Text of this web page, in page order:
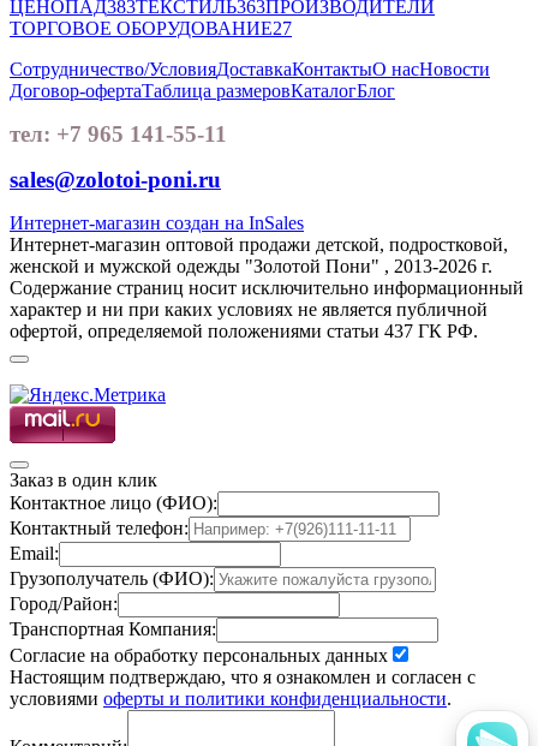
ЦЕНОПАД383ТЕКСТИЛЬ363ПРОИЗВОДИТЕЛИ
ТОРГОВОЕ ОБОРУДОВАНИЕ27
Сотрудничество/УсловияДоставкаКонтактыО насНовости
Договор-офертаТаблица размеровКаталогБлог
тел: +7 965 141-55-11
sales@zolotoi-poni.ru
Интернет-магазин создан на InSales
Интернет-магазин оптовой продажи детской, подростковой,
женской и мужской одежды "Золотой Пони" , 2013-2026 г.
Содержание страниц носит исключительно информационный
характер и ни при каких условиях не является публичной
офертой, определяемой положениями статьи 437 ГК РФ.
Заказ в один клик
Контактное лицо (ФИО):
Контактный телефон:
Email:
Грузополучатель (ФИО):
Город/Район:
Транспортная Компания:
Согласие на обработку персональных данных
Настоящим подтверждаю, что я ознакомлен и согласен с
условиями оферты и политики конфиденциальности.